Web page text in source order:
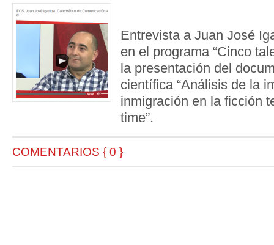
Entrevista a Juan José
en el programa “Cinco
la presentación del
científica “Análisis de la
inmigración en la ficción
time”.
COMENTARIOS { 0 }